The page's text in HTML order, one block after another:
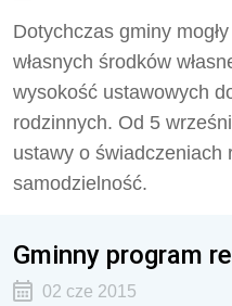
Dotychczas gminy
własnych środków
wysokość ustawowych
rodzinnych. Od 5
ustawy o świadczeniach
samodzielność.
Gminny program
02 cze 2015